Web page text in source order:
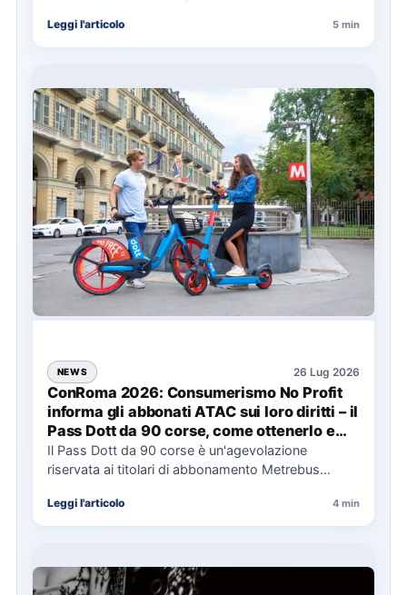
soprattutto…
Leggi l'articolo 5 min
NEWS 26 Lug 2026
ConRoma 2026: Consumerismo No Profit
informa gli abbonati ATAC sui loro diritti – il
Pass Dott da 90 corse, come ottenerlo e
cosa spetta in caso di disservizi
Il Pass Dott da 90 corse è un'agevolazione
riservata ai titolari di abbonamento Metrebus
Leggi l'articolo 4 min